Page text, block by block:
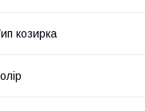
козирка